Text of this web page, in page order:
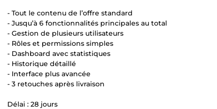
- Tout le contenu de l’offre standard
- Jusqu’à 6 fonctionnalités principales au total
- Gestion de plusieurs utilisateurs
- Rôles et permissions simples
- Dashboard avec statistiques
- Historique détaillé
- Interface plus avancée
- 3 retouches après livraison
Délai : 28 jours